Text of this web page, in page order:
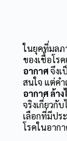
ในยุคที่มลภ
ของเชื้อโ
อากาศจึงเ
สนใจ แต่ค
อากาศ ล้าง
จริงเกี่ยวกั
เลือกที่มีปร
โรคในอาก